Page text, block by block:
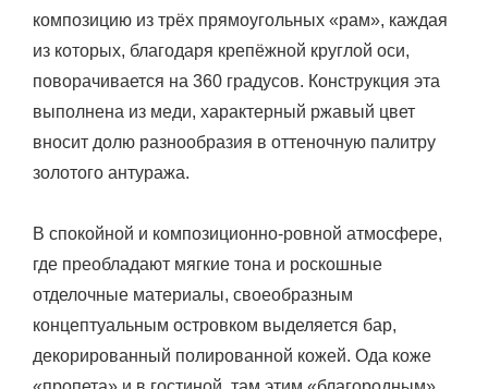
композицию из трёх прямоугольных «рам», каждая
из которых, благодаря крепёжной круглой оси,
поворачивается на 360 градусов. Конструкция эта
выполнена из меди, характерный ржавый цвет
вносит долю разнообразия в оттеночную палитру
золотого антуража.
В спокойной и композиционно-ровной атмосфере,
где преобладают мягкие тона и роскошные
отделочные материалы, своеобразным
концептуальным островком выделяется бар,
декорированный полированной кожей. Ода коже